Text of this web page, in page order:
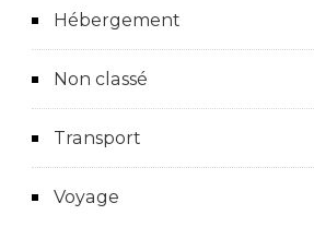
Hébergement
Non classé
Transport
Voyage